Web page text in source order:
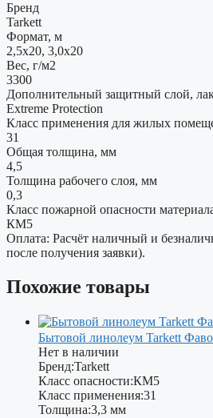
Бренд
Tarkett
Формат, м
2,5x20, 3,0x20
Вес, г/м2
3300
Дополнительный защитный слой,
Extreme Protection
Класс применения для жилых
31
Общая толщина, мм
4,5
Толщина рабочего слоя, мм
0,3
Класс пожарной опасности
КМ5
Оплата: Расчёт наличный и
после получения заявки).
Похожие товары
Бытовой линолеум Tarkett
Нет в наличии
Бренд:Tarkett
Класс опасности:КМ5
Класс применения:31
Толщина:3,3 мм